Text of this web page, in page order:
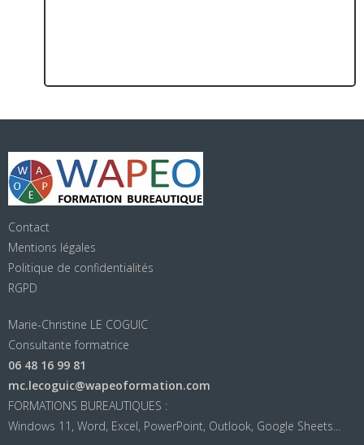
Contact
Mentions légales
Politique de confidentialités
RGPD
Marie-Christine LE COGUIC
Consultante formatrice
06 48 16 99 81
mc.lecoguic@wapeoformation.com
FORMATIONS BUREAUTIQUES :
Windows 11, Word, Excel, PowerPoint, Outlook, Google Sheets...